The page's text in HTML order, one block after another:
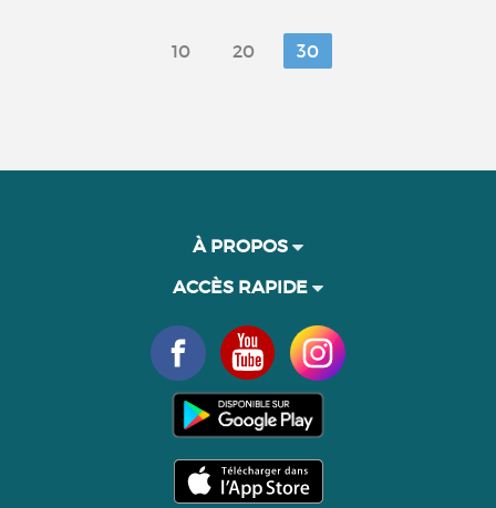
10 20 30
À PROPOS
ACCÈS RAPIDE